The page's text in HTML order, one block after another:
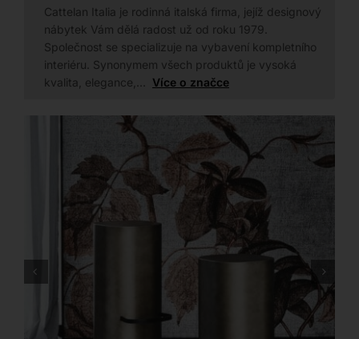
Cattelan Italia je rodinná italská firma, jejíž designový
nábytek Vám dělá radost už od roku 1979.
Společnost se specializuje na vybavení kompletního
interiéru. Synonymem všech produktů je vysoká
kvalita, elegance,… Více o značce